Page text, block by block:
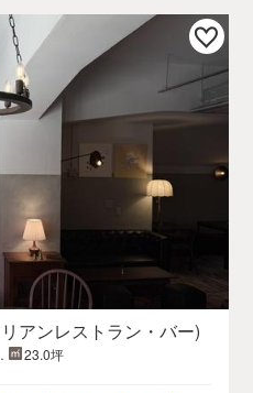
アンレストラン・バー)
23.0坪